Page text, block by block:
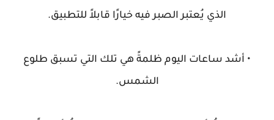
الذي يُعتبر الصبر فيه خيارًا قابلاً للتطبيق.
• أشد ساعات اليوم ظلمةً هي تلك التي تسبق طلوع
الشمس.